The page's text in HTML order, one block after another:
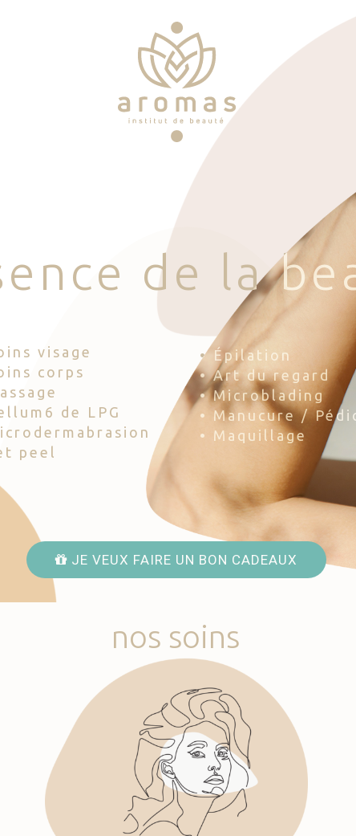
e nce d e la be
visage
corps
de LPG
peel
• Épilation
• Art du regard
• Microblading
• Manucure /
• Maquillage
JE VEUX FAIRE UN BON CADEAUX
nos soins